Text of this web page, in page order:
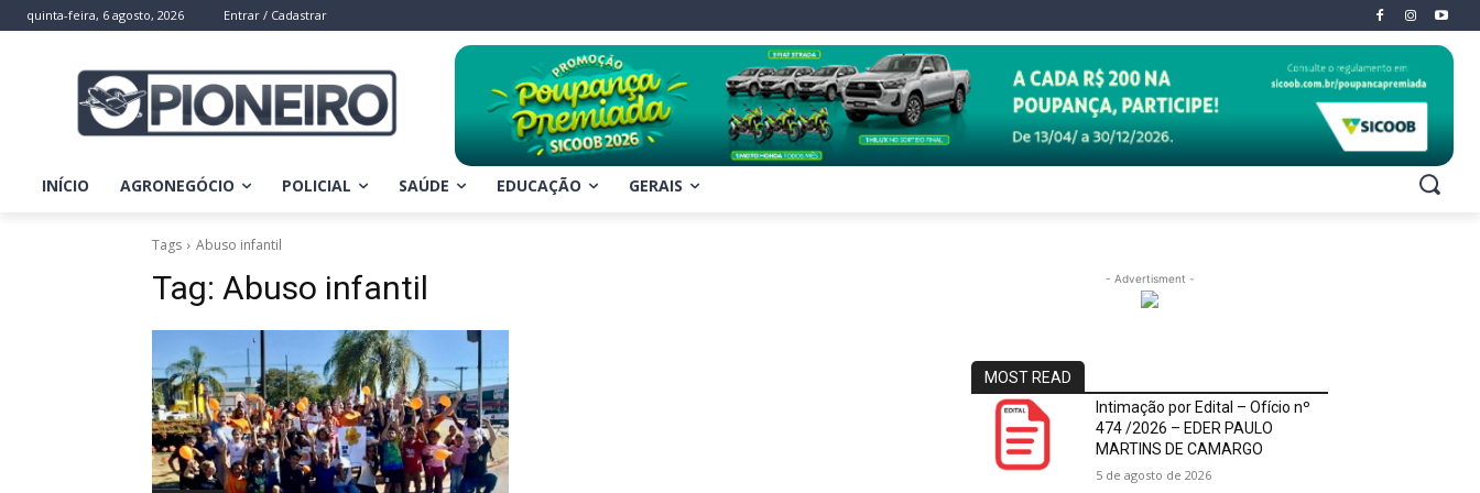
quinta-feira, 6 agosto, 2026 Entrar / Cadastrar
INÍCIO AGRONEGÓCIO POLICIAL SAÚDE EDUCAÇÃO GERAIS
Tags Abuso infantil
Tag: Abuso infantil - Advertisment -
MOST READ
Intimação por Edital – Ofício nº
474 /2026 – EDER PAULO
MARTINS DE CAMARGO
5 de agosto de 2026